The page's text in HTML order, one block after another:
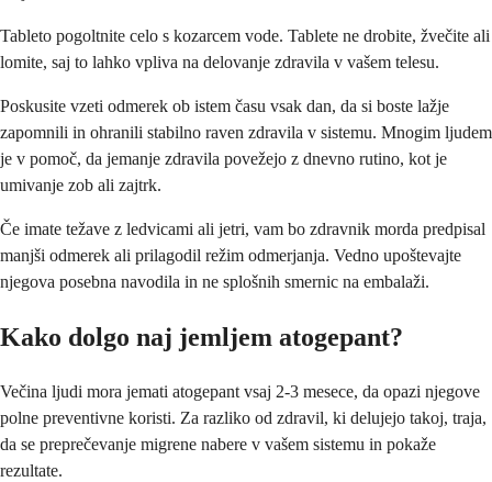
Tableto pogoltnite celo s kozarcem vode. Tablete ne drobite, žvečite ali
lomite, saj to lahko vpliva na delovanje zdravila v vašem telesu.
Poskusite vzeti odmerek ob istem času vsak dan, da si boste lažje
zapomnili in ohranili stabilno raven zdravila v sistemu. Mnogim ljudem
je v pomoč, da jemanje zdravila povežejo z dnevno rutino, kot je
umivanje zob ali zajtrk.
Če imate težave z ledvicami ali jetri, vam bo zdravnik morda predpisal
manjši odmerek ali prilagodil režim odmerjanja. Vedno upoštevajte
njegova posebna navodila in ne splošnih smernic na embalaži.
Kako dolgo naj jemljem atogepant?
Večina ljudi mora jemati atogepant vsaj 2-3 mesece, da opazi njegove
polne preventivne koristi. Za razliko od zdravil, ki delujejo takoj, traja,
da se preprečevanje migrene nabere v vašem sistemu in pokaže
rezultate.